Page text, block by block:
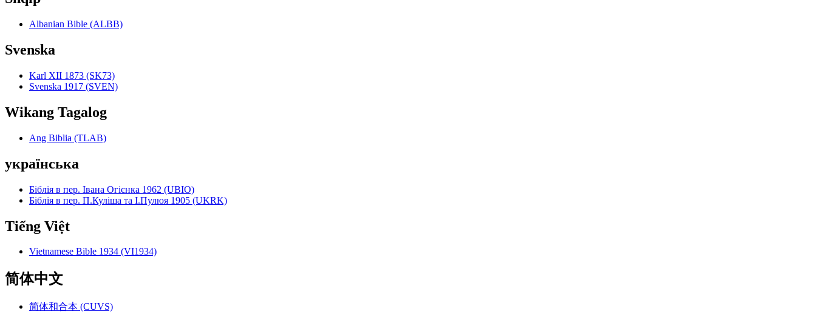
Albanian Bible (ALBB)
Svenska
Karl XII 1873 (SK73)
Svenska 1917 (SVEN)
Wikang Tagalog
Ang Biblia (TLAB)
українська
Біблія в пер. Івана Огієнка 1962 (UBIO)
Біблія в пер. П.Куліша та І.Пулюя 1905 (UKRK)
Tiếng Việt
Vietnamese Bible 1934 (VI1934)
简体中文
简体和合本 (CUVS)